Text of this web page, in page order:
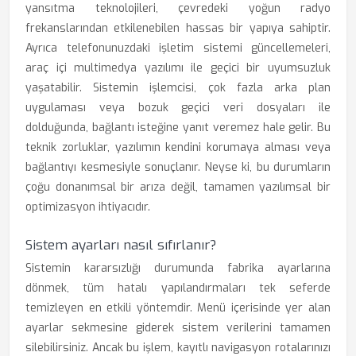
yansıtma teknolojileri, çevredeki yoğun radyo
frekanslarından etkilenebilen hassas bir yapıya sahiptir.
Ayrıca telefonunuzdaki işletim sistemi güncellemeleri,
araç içi multimedya yazılımı ile geçici bir uyumsuzluk
yaşatabilir. Sistemin işlemcisi, çok fazla arka plan
uygulaması veya bozuk geçici veri dosyaları ile
dolduğunda, bağlantı isteğine yanıt veremez hale gelir. Bu
teknik zorluklar, yazılımın kendini korumaya alması veya
bağlantıyı kesmesiyle sonuçlanır. Neyse ki, bu durumların
çoğu donanımsal bir arıza değil, tamamen yazılımsal bir
optimizasyon ihtiyacıdır.
Sistem ayarları nasıl sıfırlanır?
Sistemin kararsızlığı durumunda fabrika ayarlarına
dönmek, tüm hatalı yapılandırmaları tek seferde
temizleyen en etkili yöntemdir. Menü içerisinde yer alan
ayarlar sekmesine giderek sistem verilerini tamamen
silebilirsiniz. Ancak bu işlem, kayıtlı navigasyon rotalarınızı